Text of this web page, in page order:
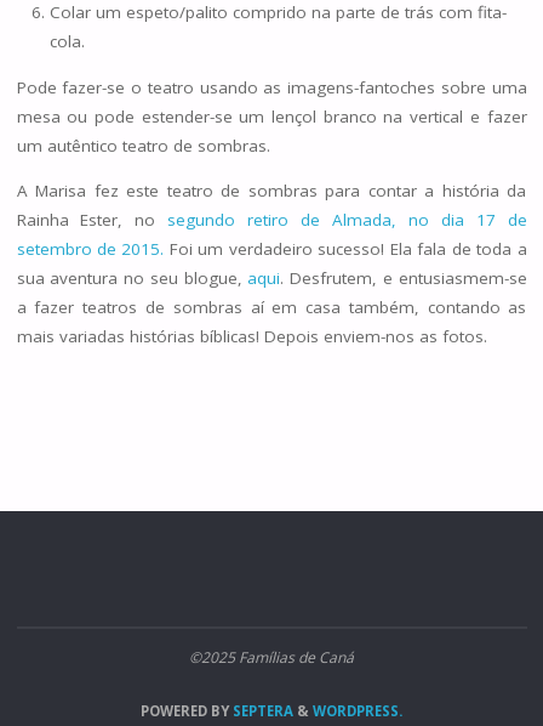
Colar um espeto/palito comprido na parte de trás com fita-
cola.
Pode fazer-se o teatro usando as imagens-fantoches sobre uma
mesa ou pode estender-se um lençol branco na vertical e fazer
um autêntico teatro de sombras.
A Marisa fez este teatro de sombras para contar a história da
Rainha Ester, no segundo retiro de Almada, no dia 17 de
setembro de 2015. Foi um verdadeiro sucesso! Ela fala de toda a
sua aventura no seu blogue, aqui. Desfrutem, e entusiasmem-se
a fazer teatros de sombras aí em casa também, contando as
mais variadas histórias bíblicas! Depois enviem-nos as fotos.
©2025 Famílias de Caná
POWERED BYSEPTERA & WORDPRESS.